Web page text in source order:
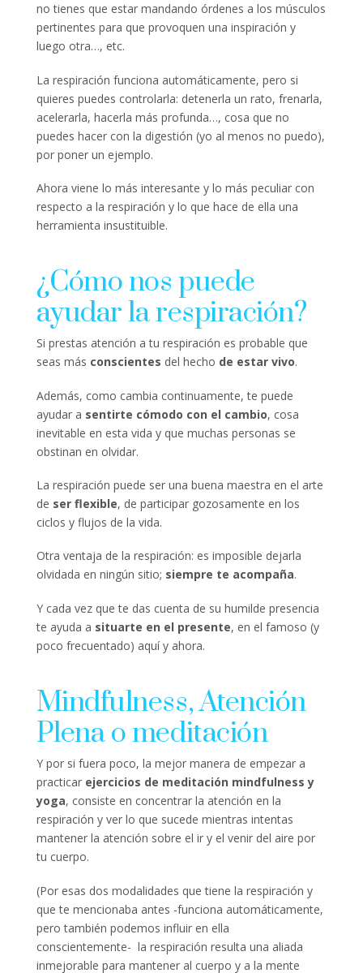
no tienes que estar mandando órdenes a los músculos
pertinentes para que provoquen una inspiración y
luego otra…, etc.
La respiración funciona automáticamente, pero si
quieres puedes controlarla: detenerla un rato, frenarla,
acelerarla, hacerla más profunda…, cosa que no
puedes hacer con la digestión (yo al menos no puedo),
por poner un ejemplo.
Ahora viene lo más interesante y lo más peculiar con
respecto a la respiración y lo que hace de ella una
herramienta insustituible.
¿Cómo nos puede
ayudar la respiración?
Si prestas atención a tu respiración es probable que
seas más conscientes del hecho de estar vivo.
Además, como cambia continuamente, te puede
ayudar a sentirte cómodo con el cambio, cosa
inevitable en esta vida y que muchas personas se
obstinan en olvidar.
La respiración puede ser una buena maestra en el arte
de ser flexible, de participar gozosamente en los
ciclos y flujos de la vida.
Otra ventaja de la respiración: es imposible dejarla
olvidada en ningún sitio; siempre te acompaña.
Y cada vez que te das cuenta de su humilde presencia
te ayuda a situarte en el presente, en el famoso (y
poco frecuentado) aquí y ahora.
Mindfulness, Atención
Plena o meditación
Y por si fuera poco, la mejor manera de empezar a
practicar ejercicios de meditación mindfulness y
yoga, consiste en concentrar la atención en la
respiración y ver lo que sucede mientras intentas
mantener la atención sobre el ir y el venir del aire por
tu cuerpo.
(Por esas dos modalidades que tiene la respiración y
que te mencionaba antes -funciona automáticamente,
pero también podemos influir en ella
conscientemente- la respiración resulta una aliada
inmejorable para mantener al cuerpo y a la mente